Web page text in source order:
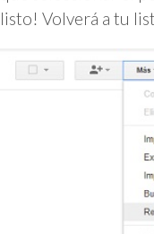
listo! Volverá a tu